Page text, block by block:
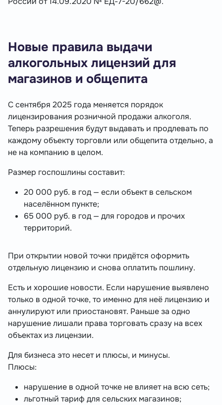
Новые правила выдачи
алкогольных лицензий для
магазинов и общепита
С сентября 2025 года меняется порядок
лицензирования розничной продажи алкоголя.
Теперь разрешения будут выдавать и продлевать по
каждому объекту торговли или общепита отдельно, а
не на компанию в целом.
Размер госпошлины составит:
20 000 руб. в год — если объект в сельском
населённом пункте;
65 000 руб. в год — для городов и прочих
территорий.
При открытии новой точки придётся оформить
отдельную лицензию и снова оплатить пошлину.
Есть и хорошие новости. Если нарушение выявлено
только в одной точке, то именно для неё лицензию и
аннулируют или приостановят. Раньше за одно
нарушение лишали права торговать сразу на всех
объектах из лицензии.
Для бизнеса это несет и плюсы, и минусы.
Плюсы:
нарушение в одной точке не влияет на всю сеть;
льготный тариф для сельских магазинов;